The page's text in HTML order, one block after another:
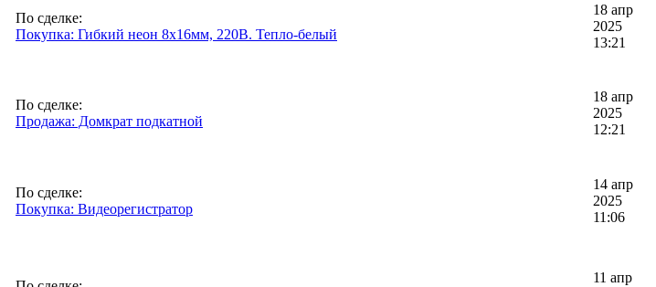
По сделке:
Покупка: Гибкий неон 8x16мм, 220В. Тепло-белый
18 апр
2025
13:21
По сделке:
Продажа: Домкрат подкатной
18 апр
2025
12:21
По сделке:
Покупка: Видеорегистратор
14 апр
2025
11:06
11 апр